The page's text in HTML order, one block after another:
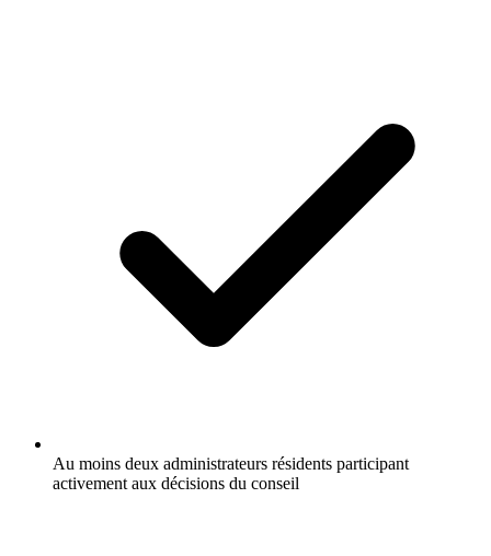
Au moins deux administrateurs résidents participant
activement aux décisions du conseil